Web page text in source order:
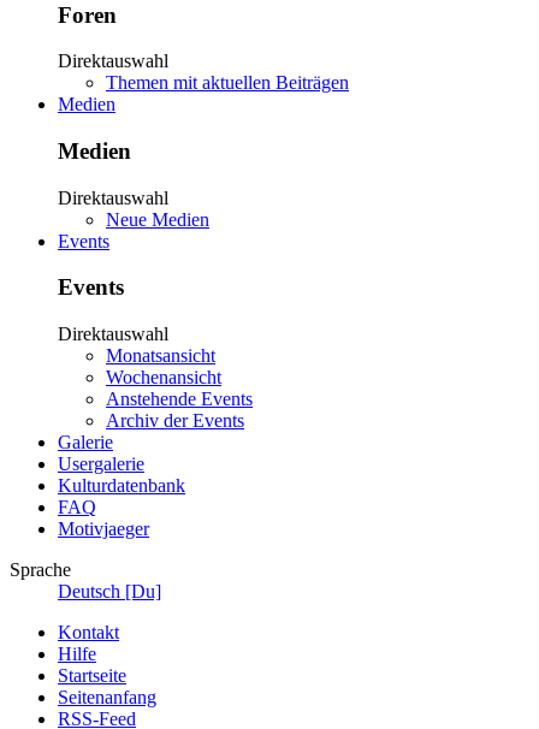
Foren
Direktauswahl
Themen mit aktuellen Beiträgen
Medien
Medien
Direktauswahl
Neue Medien
Events
Events
Direktauswahl
Monatsansicht
Wochenansicht
Anstehende Events
Archiv der Events
Galerie
Usergalerie
Kulturdatenbank
FAQ
Motivjaeger
Sprache
Deutsch [Du]
Kontakt
Hilfe
Startseite
Seitenanfang
RSS-Feed